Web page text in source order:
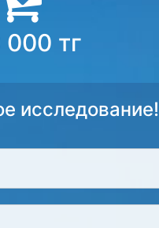
тг
исследование!